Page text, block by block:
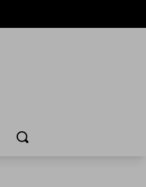
Cerca